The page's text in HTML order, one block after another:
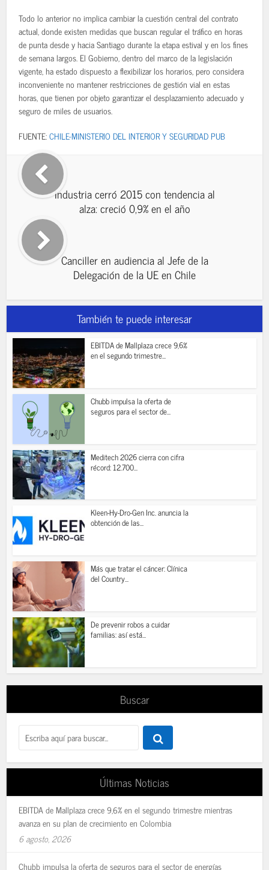
Todo lo anterior no implica cambiar la cuestión central del contrato
actual, donde existen medidas que buscan regular el tráfico en horas
de punta desde y hacia Santiago durante la etapa estival y en los fines
de semana largos. El Gobierno, dentro del marco de la legislación
vigente, ha estado dispuesto a flexibilizar los horarios, pero considera
inconveniente no mantener restricciones de gestión vial en estas
horas, que tienen por objeto garantizar el desplazamiento adecuado y
seguro de miles de usuarios.
FUENTE:CHILE-MINISTERIO DEL INTERIOR Y SEGURIDAD PUB
Industria cerró 2015 con tendencia al
alza: creció 0,9% en el año
Canciller en audiencia al Jefe de la
Delegación de la UE en Chile
También te puede interesar
EBITDA de Mallplaza crece 9,6%
en el segundo trimestre...
Chubb impulsa la oferta de
seguros para el sector de...
Meditech 2026 cierra con cifra
récord: 12.700...
Kleen-Hy-Dro-Gen Inc. anuncia la
obtención de las...
Más que tratar el cáncer: Clínica
del Country...
De prevenir robos a cuidar
familias: así está...
Buscar
Últimas Noticias
EBITDA de Mallplaza crece 9,6% en el segundo trimestre mientras
avanza en su plan de crecimiento en Colombia
6 agosto, 2026
Chubb impulsa la oferta de seguros para el sector de energías